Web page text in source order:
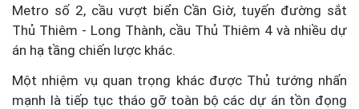
Metro số 2, cầu vượt biển Cần Giờ, tuyến đường sắt
Thủ Thiêm - Long Thành, cầu Thủ Thiêm 4 và nhiều dự
án hạ tầng chiến lược khác.
Một nhiệm vụ quan trọng khác được Thủ tướng nhấn
mạnh là tiếp tục tháo gỡ toàn bộ các dự án tồn đọng